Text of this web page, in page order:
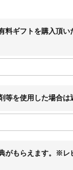
料ギフトを購入頂
等を使用した場合は
がもらえます。※レ